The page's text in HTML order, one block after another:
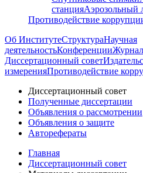
станцияАэрозольный
Противодействие
Об ИнститутеСтруктураНаучная
деятельностьКонференцииЖурнал
Диссертационный совет
измеренияПротиводействие
Диссертационный совет
Полученные диссертации
Объявления о рассмотрении
Объявления о защите
Авторефераты
Главная
Диссертационный совет